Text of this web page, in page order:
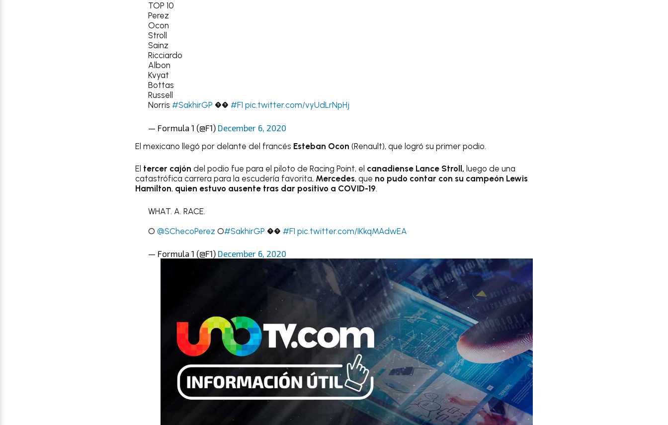
TOP 10
Perez
Ocon
Stroll
Sainz
Ricciardo
Albon
Kvyat
Bottas
Russell
Norris #SakhirGP �� #F1 pic.twitter.com/vyUdLrNpHj
— Formula 1 (@F1) December 6, 2020
El mexicano llegó por delante del francés Esteban Ocon (Renault), que logró su primer podio.
El tercer cajón del podio fue para el piloto de Racing Point, el canadiense Lance Stroll, luego de una
catastrófica carrera para la escudería favorita, Mercedes, que no pudo contar con su campeón Lewis
Hamilton, quien estuvo ausente tras dar positivo a COVID-19.
WHAT. A. RACE.
O @SChecoPerez O#SakhirGP �� #F1 pic.twitter.com/IKkqMAdwEA
— Formula 1 (@F1) December 6, 2020